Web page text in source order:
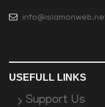
USEFULL LINKS
Support Us